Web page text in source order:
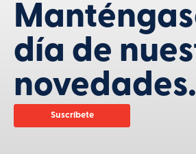
día de
novedades.
Suscríbete